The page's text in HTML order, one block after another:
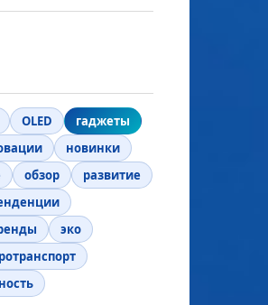
OLED
гаджеты
новинки
обзор
развитие
эко